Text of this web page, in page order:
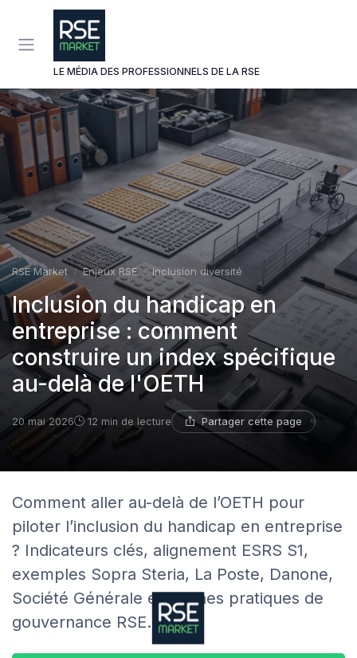
LE MÉDIA DES PROFESSIONNELS DE LA RSE
RSE Market Enjeux RSE Inclusion diversité
Inclusion du handicap en
entreprise : comment
construire un index spécifique
au-delà de l'OETH
20 mai 2026 12 min de lecture Partager cette page
Comment aller au-delà de l’OETH pour
piloter l’inclusion du handicap en entreprise
? Indicateurs clés, alignement ESRS S1,
exemples Sopra Steria, La Poste, Danone,
Société Générale et bonnes pratiques de
gouvernance RSE.
Panneau de gestion des cookies